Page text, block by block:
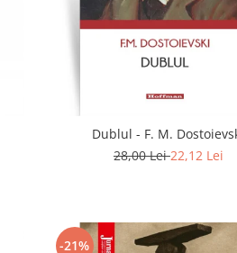
Dublul - F. M.
28,00 Lei22,12 Lei
-21%